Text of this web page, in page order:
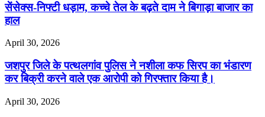
सेंसेक्स-निफ्टी धड़ाम, कच्चे तेल के बढ़ते दाम ने बिगाड़ा बाजार का
हाल
April 30, 2026
जशपुर जिले के पत्थलगांव पुलिस ने नशीला कफ सिरप का भंडारण
कर बिक्री करने वाले एक आरोपी को गिरफ्तार किया है।
April 30, 2026